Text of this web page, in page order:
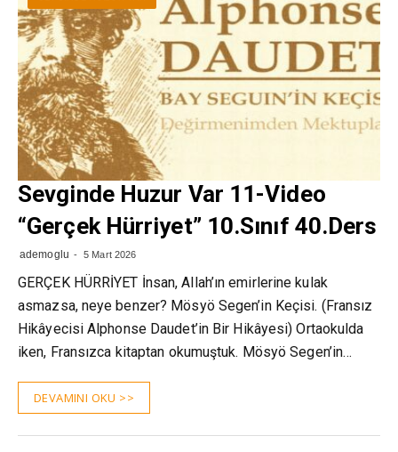
Sevginde Huzur Var 11-Video
“Gerçek Hürriyet” 10.Sınıf 40.Ders
ademoglu 5 Mart 2026
GERÇEK HÜRRİYET İnsan, Allah’ın emirlerine kulak
asmazsa, neye benzer? Mösyö Segen’in Keçisi. (Fransız
Hikâyecisi Alphonse Daudet’in Bir Hikâyesi) Ortaokulda
iken, Fransızca kitaptan okumuştuk. Mösyö Segen’in…
DEVAMINI OKU >>